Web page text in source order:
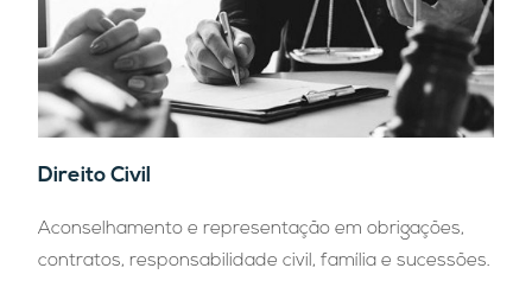
Direito Civil
Aconselhamento e representação em obrigações,
contratos, responsabilidade civil, família e sucessões.